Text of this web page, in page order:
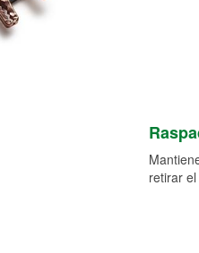
retirar